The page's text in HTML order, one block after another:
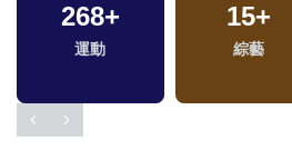
268+
運動
15+
綜藝